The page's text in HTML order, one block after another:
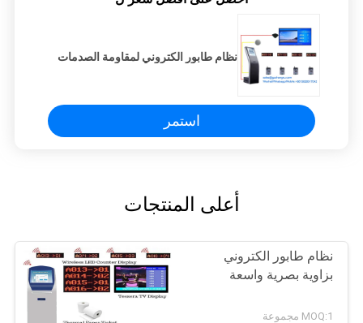
نظام طابور الكتروني لمقاومة الصدمات
استمر
أعلى المنتجات
نظام طابور الكتروني
بزاوية بصرية واسعة
MOQ:1 مجموعة